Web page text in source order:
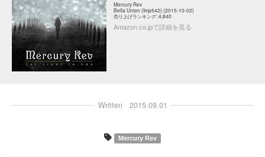
Soundcloud
to indienative
Mercury Rev
Bella Union (Imp542) (2015-10-02)
売り上げランキング: 4,840
Amazon.co.jpで詳細を見る
Written 2015.09.01
Mercury Rev